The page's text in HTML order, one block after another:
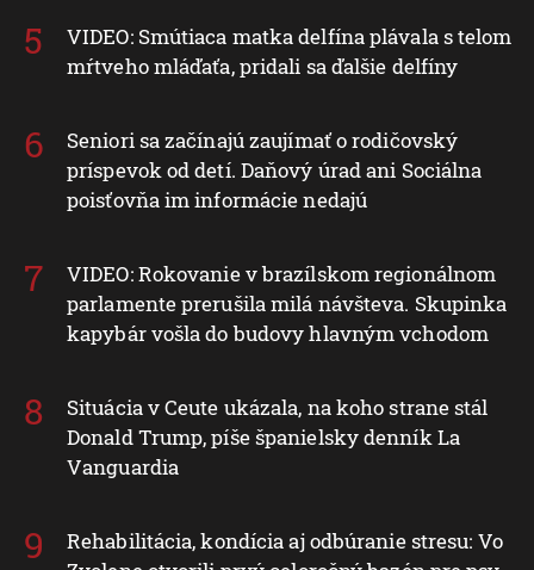
VIDEO: Smútiaca matka delfína plávala s telom
mŕtveho mláďaťa, pridali sa ďalšie delfíny
Seniori sa začínajú zaujímať o rodičovský
príspevok od detí. Daňový úrad ani Sociálna
poisťovňa im informácie nedajú
VIDEO: Rokovanie v brazílskom regionálnom
parlamente prerušila milá návšteva. Skupinka
kapybár vošla do budovy hlavným vchodom
Situácia v Ceute ukázala, na koho strane stál
Donald Trump, píše španielsky denník La
Vanguardia
Rehabilitácia, kondícia aj odbúranie stresu: Vo